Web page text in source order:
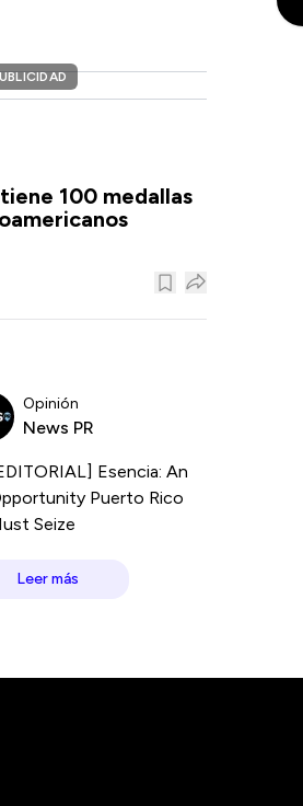
100 medallas
Opinión
News PR
Esencia: An
Puerto Rico
Seize
Leer más